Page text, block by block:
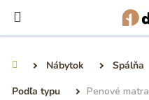
obsah
Nábytok Spálňa
Podľa typu
Penové